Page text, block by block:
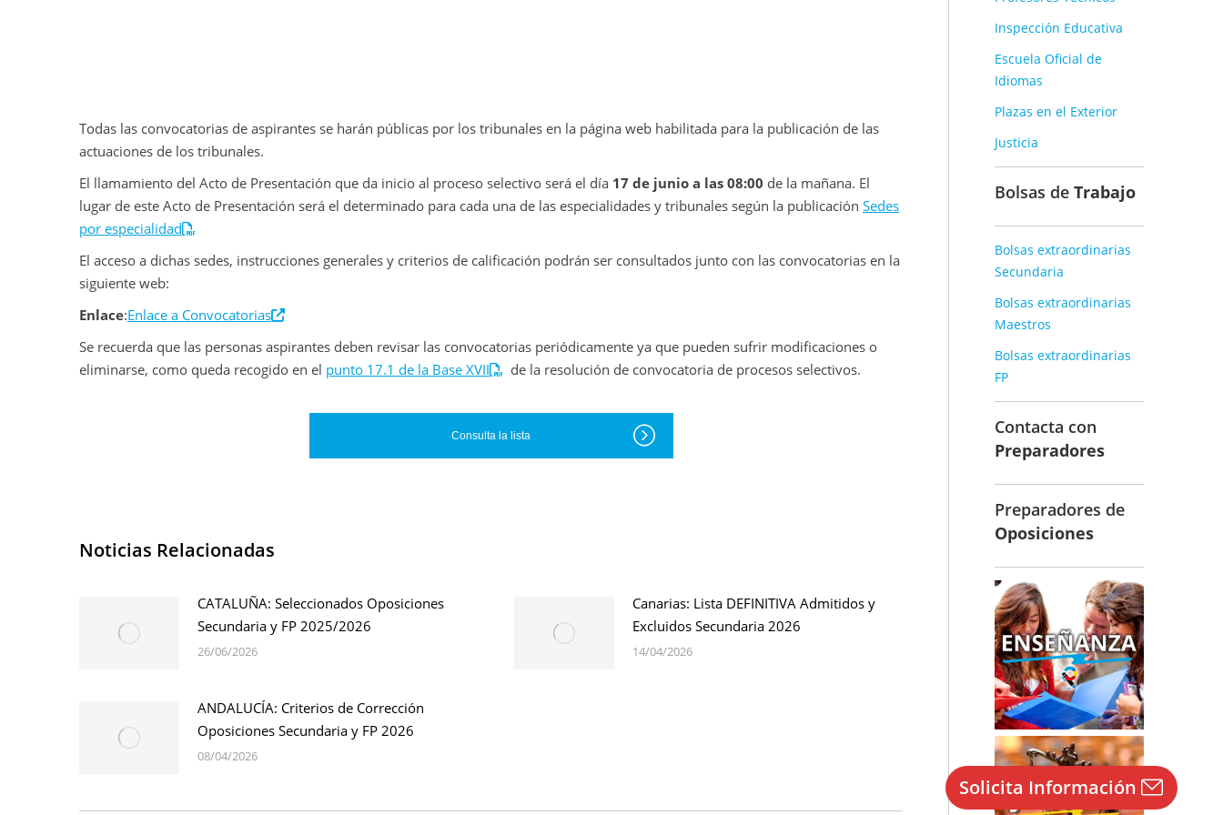
Solicita Información
Todas las convocatorias de aspirantes se harán públicas por los tribunales en la página web habilitada para la publicación de las
actuaciones de los tribunales.
El llamamiento del Acto de Presentación que da inicio al proceso selectivo será el día 17 de junio a las 08:00 de la mañana. El
lugar de este Acto de Presentación será el determinado para cada una de las especialidades y tribunales según la publicación Sedes
por especialidad
El acceso a dichas sedes, instrucciones generales y criterios de calificación podrán ser consultados junto con las convocatorias en la
siguiente web:
Enlace:Enlace a Convocatorias
Se recuerda que las personas aspirantes deben revisar las convocatorias periódicamente ya que pueden sufrir modificaciones o
eliminarse, como queda recogido en el punto 17.1 de la Base XVII de la resolución de convocatoria de procesos selectivos.
Consulta la lista
Noticias Relacionadas
CATALUÑA: Seleccionados Oposiciones
Secundaria y FP 2025/2026
26/06/2026
Canarias: Lista DEFINITIVA Admitidos y
Excluidos Secundaria 2026
14/04/2026
ANDALUCÍA: Criterios de Corrección
Oposiciones Secundaria y FP 2026
08/04/2026
Inspección Educativa
Escuela Oficial de
Idiomas
Plazas en el Exterior
Justicia
Bolsas de Trabajo
Bolsas extraordinarias
Secundaria
Bolsas extraordinarias
Maestros
Bolsas extraordinarias
FP
Contacta con
Preparadores
Preparadores de
Oposiciones